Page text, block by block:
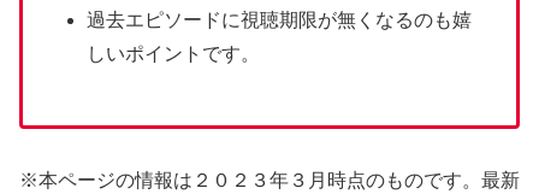
過去エピソードに視聴期限が無くなるのも嬉
しいポイントです。
※本ページの情報は２０２３年３月時点のものです。最新